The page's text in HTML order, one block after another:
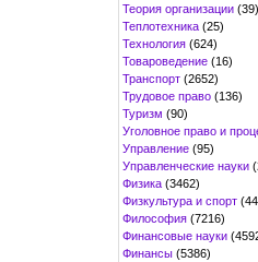
Теория организации (39)
Теплотехника (25)
Технология (624)
Товароведение (16)
Транспорт (2652)
Трудовое право (136)
Туризм (90)
Уголовное право и
Управление (95)
Управленческие науки
Физика (3462)
Физкультура и спорт
Философия (7216)
Финансовые науки
Финансы (5386)